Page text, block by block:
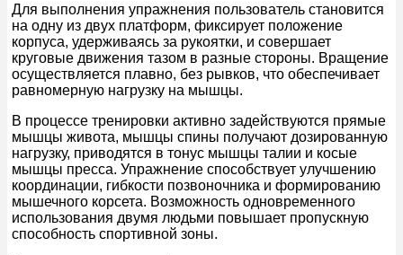
Для выполнения упражнения пользователь становится
на одну из двух платформ, фиксирует положение
корпуса, удерживаясь за рукоятки, и совершает
круговые движения тазом в разные стороны. Вращение
осуществляется плавно, без рывков, что обеспечивает
равномерную нагрузку на мышцы.
В процессе тренировки активно задействуются прямые
мышцы живота, мышцы спины получают дозированную
нагрузку, приводятся в тонус мышцы талии и косые
мышцы пресса. Упражнение способствует улучшению
координации, гибкости позвоночника и формированию
мышечного корсета. Возможность одновременного
использования двумя людьми повышает пропускную
способность спортивной зоны.